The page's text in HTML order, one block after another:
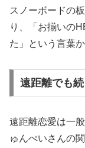
スノーボードの
り、「お揃いの
た」という言葉
遠距離でも
遠距離恋愛は一
ゅんぺいさんの